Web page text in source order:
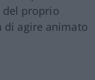
del proprio
di agire animato